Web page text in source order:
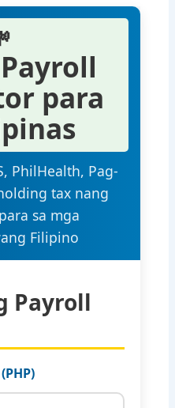
para
PhilHealth, Pag-
tax nang
sa mga
Filipino
Payroll